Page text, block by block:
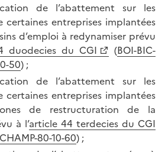
de l’abattement sur les
certaines entreprises implantées
d’emploi à redynamiser prévu
duodecies du CGI (BOI-BIC-
50) ;
de l’abattement sur les
certaines entreprises implantées
de restructuration de la
à l’article 44 terdecies du CGI
80-10-60) ;